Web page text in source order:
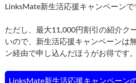
LinksMate新生活応援キャンペーンで
ただし、最大11,000円割引の紹介ク
いので、新生活応援キャンペーンは
ン経由で申し込んだほうがお得です。
LinksMate新生活応援キャンペーン